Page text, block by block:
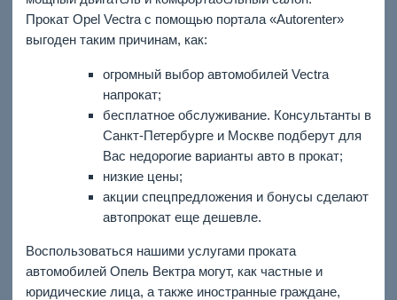
Прокат Opel Vectra с помощью портала «Autorenter»
выгоден таким причинам, как:
огромный выбор автомобилей Vectra
напрокат;
бесплатное обслуживание. Консультанты в
Санкт-Петербурге и Москве подберут для
Вас недорогие варианты авто в прокат;
низкие цены;
акции спецпредложения и бонусы сделают
автопрокат еще дешевле.
Воспользоваться нашими услугами проката
автомобилей Опель Вектра могут, как частные и
юридические лица, а также иностранные граждане,